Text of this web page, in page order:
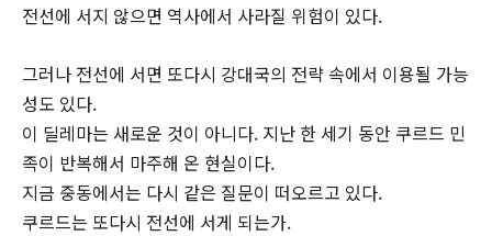
전선에 서지 않으면 역사에서 사라질 위험이 있다.
그러나 전선에 서면 또다시 강대국의 전략 속에서 이용될 가능
성도 있다.
이 딜레마는 새로운 것이 아니다. 지난 한 세기 동안 쿠르드 민
족이 반복해서 마주해 온 현실이다.
지금 중동에서는 다시 같은 질문이 떠오르고 있다.
쿠르드는 또다시 전선에 서게 되는가.